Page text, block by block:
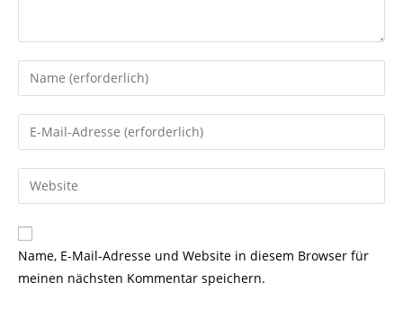
Gib
deinen
Namen
oder
zum
Kommentieren
ein
Gib
deine
E-
Mail-
zum
Kommentieren
ein
Gib
deine
Website-
URL
Name, E-Mail-Adresse und Website in diesem Browser für
meinen nächsten Kommentar speichern.